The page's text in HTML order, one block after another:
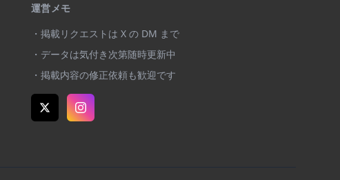
運営メモ
・掲載リクエストは X の DM まで
・データは気付き次第随時更新中
・掲載内容の修正依頼も歓迎です